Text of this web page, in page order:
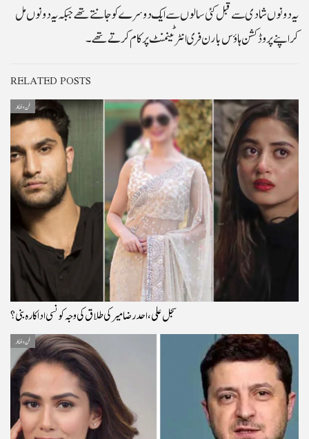
یہ دونوں شادی سے قبل کئی سالوں سے ایک دوسرے کو جانتے تھے جبکہ یہ دونوں مل
کر اپنے پروڈکشن ہاؤس بارن فری انٹرٹینمنٹ پر کام کرتے تھے۔
RELATED POSTS
فن و فنکار
سجل علی، احد رضا میر کی طلاق کی وجہ کونسی اداکارہ بنی؟
فن و فنکار